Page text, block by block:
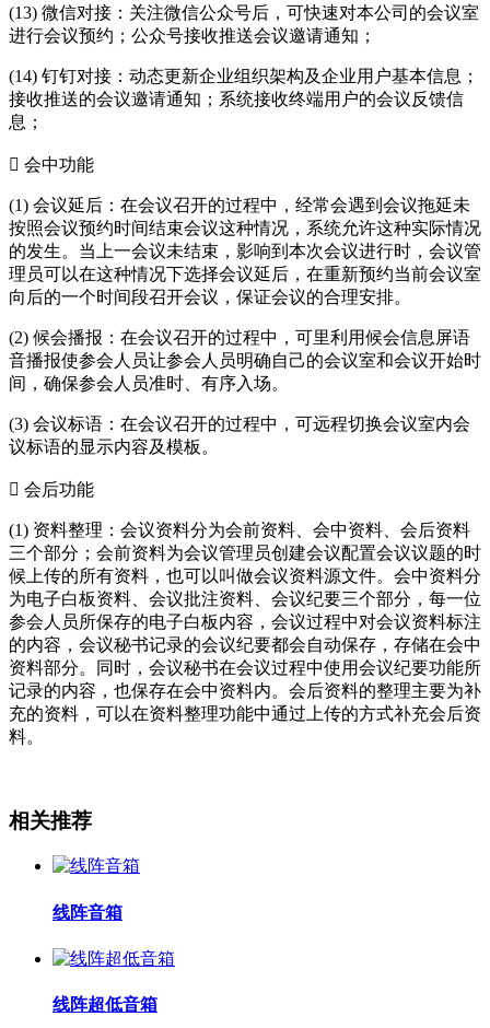
(13) 微信对接：关注微信公众号后，可快速对本公司的会议室
进行会议预约；公众号接收推送会议邀请通知；
(14) 钉钉对接：动态更新企业组织架构及企业用户基本信息；
接收推送的会议邀请通知；系统接收终端用户的会议反馈信
息；
 会中功能
(1) 会议延后：在会议召开的过程中，经常会遇到会议拖延未
按照会议预约时间结束会议这种情况，系统允许这种实际情况
的发生。当上一会议未结束，影响到本次会议进行时，会议管
理员可以在这种情况下选择会议延后，在重新预约当前会议室
向后的一个时间段召开会议，保证会议的合理安排。
(2) 候会播报：在会议召开的过程中，可里利用候会信息屏语
音播报使参会人员让参会人员明确自己的会议室和会议开始时
间，确保参会人员准时、有序入场。
(3) 会议标语：在会议召开的过程中，可远程切换会议室内会
议标语的显示内容及模板。
 会后功能
(1) 资料整理：会议资料分为会前资料、会中资料、会后资料
三个部分；会前资料为会议管理员创建会议配置会议议题的时
候上传的所有资料，也可以叫做会议资料源文件。会中资料分
为电子白板资料、会议批注资料、会议纪要三个部分，每一位
参会人员所保存的电子白板内容，会议过程中对会议资料标注
的内容，会议秘书记录的会议纪要都会自动保存，存储在会中
资料部分。同时，会议秘书在会议过程中使用会议纪要功能所
记录的内容，也保存在会中资料内。会后资料的整理主要为补
充的资料，可以在资料整理功能中通过上传的方式补充会后资
料。
相关推荐
线阵音箱
线阵超低音箱